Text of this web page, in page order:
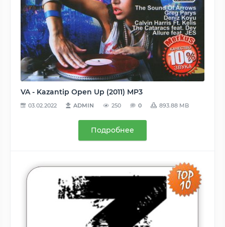
VA - Kazantip Open Up (2011) MP3
03.02.2022 ADMIN 250 0 893.88 MB
Подробнее